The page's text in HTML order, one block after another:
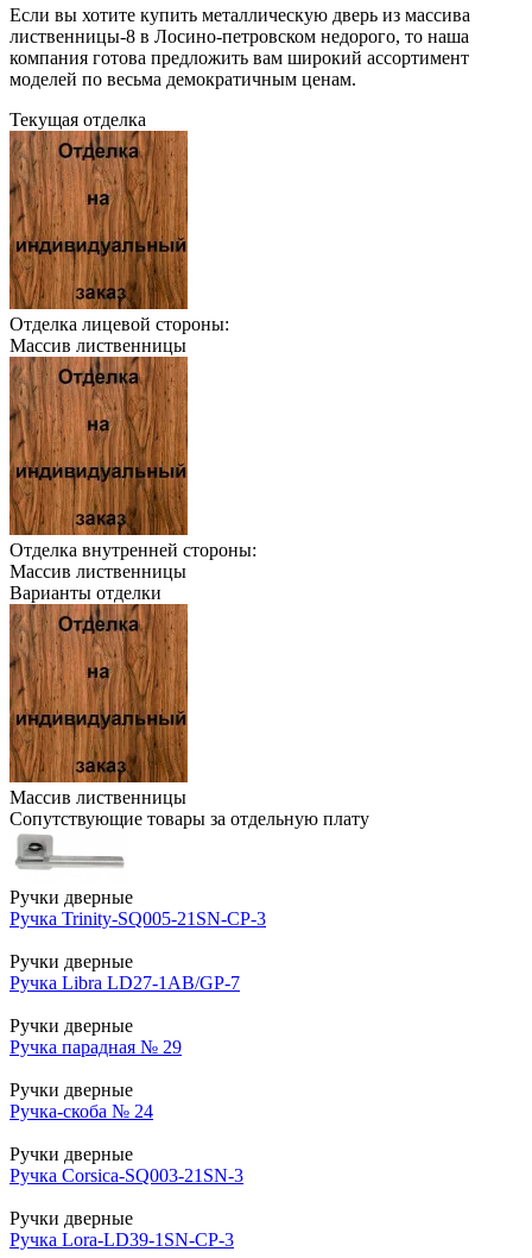
Если вы хотите купить металлическую дверь из массива
лиственницы-8 в Лосино-петровском недорого, то наша
компания готова предложить вам широкий ассортимент
моделей по весьма демократичным ценам.
Текущая отделка
Отделка лицевой стороны:
Массив лиственницы
Отделка внутренней стороны:
Массив лиственницы
Варианты отделки
Массив лиственницы
Сопутствующие товары за отдельную плату
Ручки дверные
Ручка Trinity-SQ005-21SN-CP-3
Ручки дверные
Ручка Libra LD27-1AB/GP-7
Ручки дверные
Ручка парадная № 29
Ручки дверные
Ручка-скоба № 24
Ручки дверные
Ручка Corsica-SQ003-21SN-3
Ручки дверные
Ручка Lora-LD39-1SN-CP-3